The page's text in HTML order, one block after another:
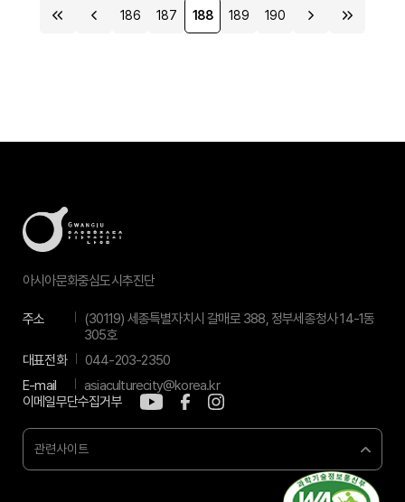
186 187 188 189 190
아시아문화중심도시추진단
주소
(30119) 세종특별자치시 갈매로 388, 정부세종청사 14-1동
305호
대표전화
044-203-2350
E-mail
asiaculturecity@korea.kr
이메일무단수집거부
관련사이트